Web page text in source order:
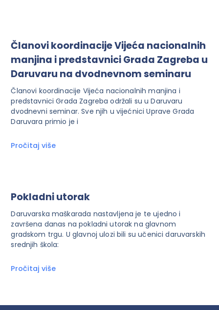
Članovi koordinacije Vijeća nacionalnih
manjina i predstavnici Grada Zagreba u
Daruvaru na dvodnevnom seminaru
Članovi koordinacije Vijeća nacionalnih manjina i
predstavnici Grada Zagreba održali su u Daruvaru
dvodnevni seminar. Sve njih u vijećnici Uprave Grada
Daruvara primio je i
Pročitaj više
Pokladni utorak
Daruvarska maškarada nastavljena je te ujedno i
završena danas na pokladni utorak na glavnom
gradskom trgu. U glavnoj ulozi bili su učenici daruvarskih
srednjih škola:
Pročitaj više